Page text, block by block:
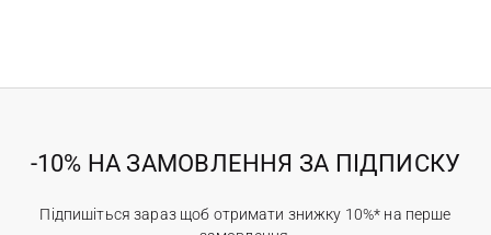
-10% НА ЗАМОВЛЕННЯ ЗА ПІДПИСКУ
Підпишіться зараз щоб отримати знижку 10%* на перше